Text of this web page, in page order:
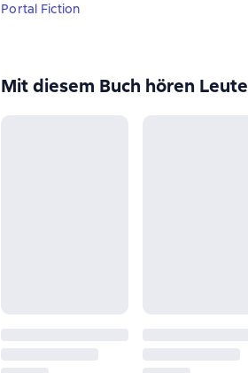
Portal Fiction
Mit diesem Buch hören Leute